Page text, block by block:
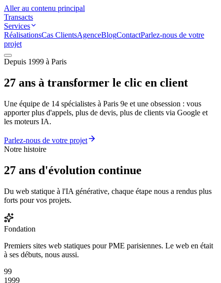
Aller au contenu principal
Transacts
Services
RéalisationsCas ClientsAgenceBlogContactParlez-nous de votre
projet
Depuis 1999 à Paris
27 ans à transformer le clic en client
Une équipe de 14 spécialistes à Paris 9e et une obsession : vous
apporter plus d'appels, plus de devis, plus de clients via Google et
les moteurs IA.
Parlez-nous de votre projet
Notre histoire
27 ans d'évolution continue
Du web statique à l'IA générative, chaque étape nous a rendus plus
forts pour vos projets.
Fondation
Premiers sites web statiques pour PME parisiennes. Le web en était
à ses débuts, nous aussi.
99
1999